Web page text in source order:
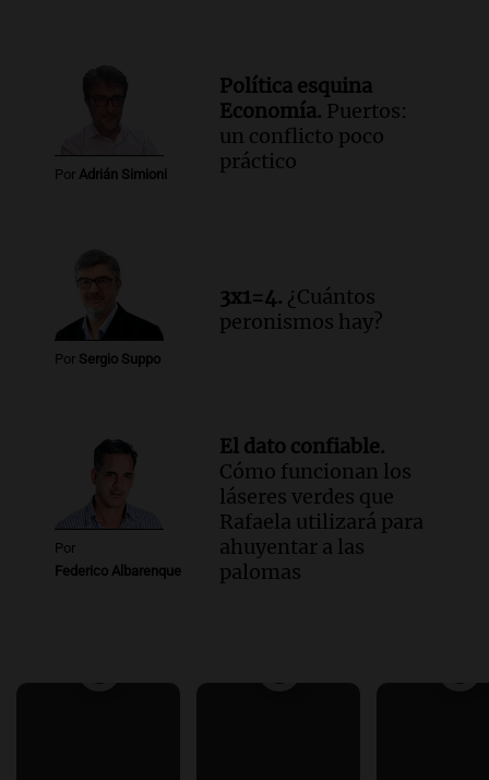
Por Adrián Simioni
Política esquina
Economía. Puertos:
un conflicto poco
práctico
Por Sergio Suppo
3x1=4. ¿Cuántos
peronismos hay?
Por
Federico Albarenque
El dato confiable.
Cómo funcionan los
láseres verdes que
Rafaela utilizará para
ahuyentar a las
palomas